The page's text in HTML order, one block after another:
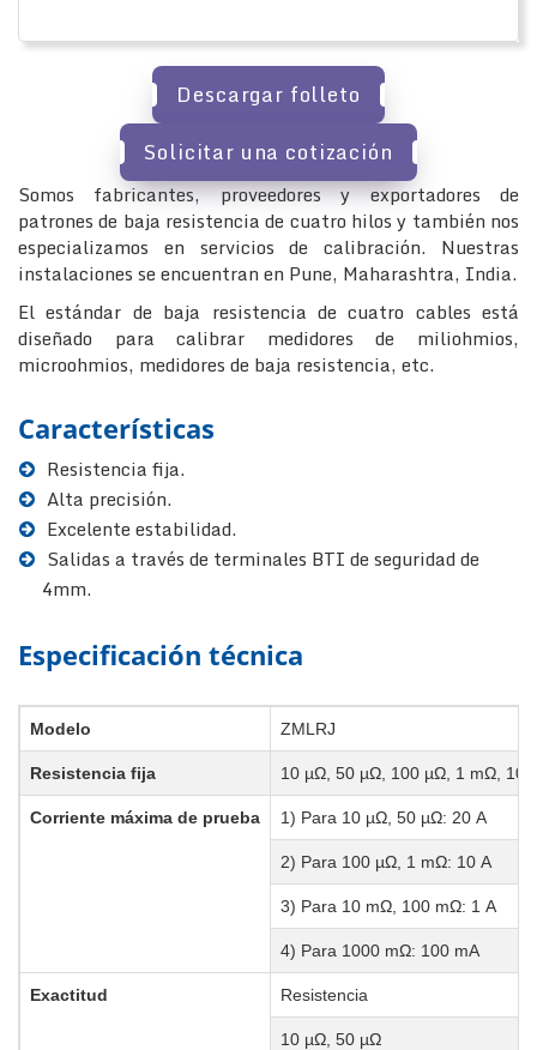
Descargar folleto
Solicitar una cotización
Somos fabricantes, proveedores y exportadores de
patrones de baja resistencia de cuatro hilos y también nos
especializamos en servicios de calibración. Nuestras
instalaciones se encuentran en Pune, Maharashtra, India.
El estándar de baja resistencia de cuatro cables está
diseñado para calibrar medidores de miliohmios,
microohmios, medidores de baja resistencia, etc.
Características
Resistencia fija.
Alta precisión.
Excelente estabilidad.
Salidas a través de terminales BTI de seguridad de
4mm.
Especificación técnica
Modelo ZMLRJ
Resistencia fija 10 µΩ, 50 µΩ, 100 µΩ, 1 mΩ, 10
Corriente máxima de prueba 1) Para 10 µΩ, 50 µΩ: 20 A
2) Para 100 µΩ, 1 mΩ: 10 A
3) Para 10 mΩ, 100 mΩ: 1 A
4) Para 1000 mΩ: 100 mA
Exactitud Resistencia
10 µΩ, 50 µΩ